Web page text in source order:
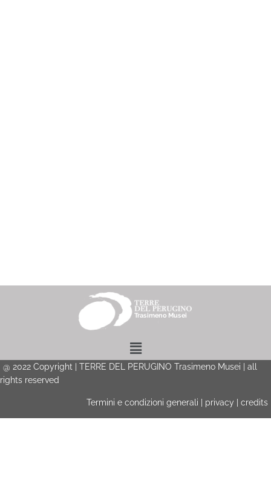
Menu
@ 2022 Copyright | TERRE DEL PERUGINO Trasimeno Musei | all
rights reserved
Termini e condizioni generali privacy credits